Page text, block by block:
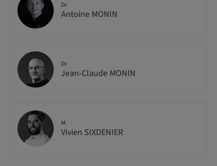
Dr
Antoine MONIN
Dr
Jean-Claude MONIN
M.
Vivien SIXDENIER